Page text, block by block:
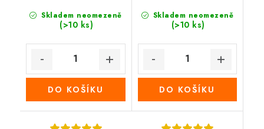
Skladem neomezeně
(>10 ks)
DO KOŠÍKU
Skladem neomezeně
(>10 ks)
DO KOŠÍKU